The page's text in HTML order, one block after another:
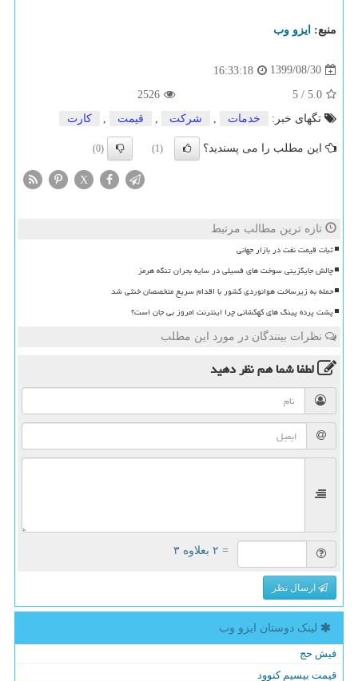
منبع: ایزو وب
1399/08/30
16:33:18
5.0
/
5
2526
تگهای خبر:
خدمات , شركت , قیمت , كارت
این مطلب را می پسندید؟ (1)
(0)
X
تازه ترین مطالب مرتبط
ثبات قیمت نفت در بازار جهانی
چالش جایگزینی سوخت های فسیلی در سایه بحران تنگه هرمز
حمله به زیرساخت هوانوردی کشور با اقدام سریع متخصصان خنثی شد
پشت پرده پینگ های کهکشانی چرا اینترنت امروز بی جان است؟
نظرات بینندگان در مورد این مطلب
لطفا شما همنظر دهید
= ۲ بعلاوه ۳
ارسال نظر
لینک دوستان ایزو وب
فیش حج
قیمت بیسیم کنوود